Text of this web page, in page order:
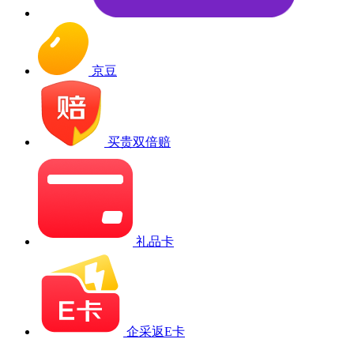
京豆
买贵双倍赔
礼品卡
企采返E卡